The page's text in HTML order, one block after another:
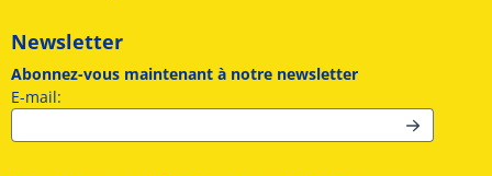
Newsletter
Abonnez-vous maintenant à notre newsletter
E-mail: